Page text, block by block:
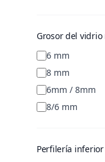
Grosor del
6 mm
8 mm
6mm / 8mm
8/6 mm
Perfilería